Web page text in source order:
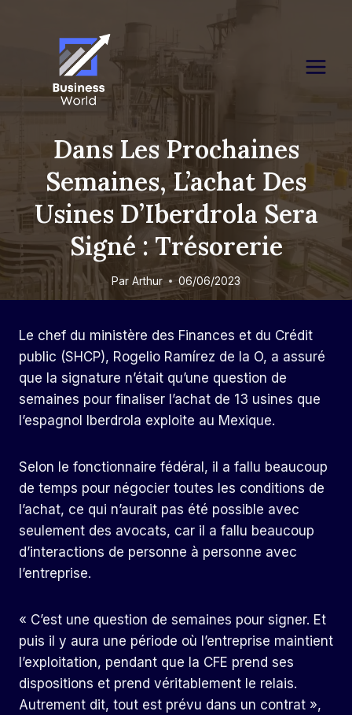
Dans Les Prochaines
Semaines, L’achat Des
Usines D’Iberdrola Sera
Signé : Trésorerie
Par Arthur 06/06/2023
Le chef du ministère des Finances et du Crédit
public (SHCP), Rogelio Ramírez de la O, a assuré
que la signature n’était qu’une question de
semaines pour finaliser l’achat de 13 usines que
l’espagnol Iberdrola exploite au Mexique.
Selon le fonctionnaire fédéral, il a fallu beaucoup
de temps pour négocier toutes les conditions de
l’achat, ce qui n’aurait pas été possible avec
seulement des avocats, car il a fallu beaucoup
d’interactions de personne à personne avec
l’entreprise.
« C’est une question de semaines pour signer. Et
puis il y aura une période où l’entreprise maintient
l’exploitation, pendant que la CFE prend ses
dispositions et prend véritablement le relais.
Autrement dit, tout est prévu dans un contrat »,